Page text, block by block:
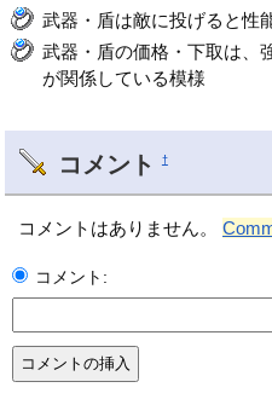
武器・盾は敵に投げると性
武器・盾の価格・下取は、
が関係している模様
コメント †
コメントはありません。
コメント: